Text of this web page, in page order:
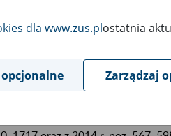
podstawie art. 40d ust. 7
kwartalnej waloryzacji
zewidencjonowanych na
tekstu jednolitego
dla www.zus.plostatnia
Zarządzaj